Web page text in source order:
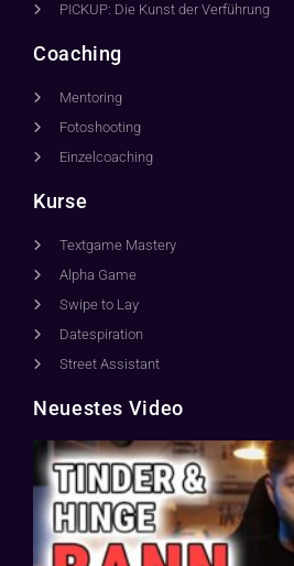
PICKUP: Die Kunst der Verführung
Coaching
Mentoring
Fotoshooting
Einzelcoaching
Kurse
Textgame Mastery
Alpha Game
Swipe to Lay
Datespiration
Street Assistant
Neuestes Video